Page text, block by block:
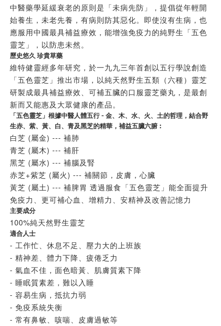
中醫藥學延緩衰老的原則是「未病先防」，提倡從年輕開
始養生，未老先養，有病則防其惡化。即使沒有生病，也
應服用中國最具補益療效，能增強免疫力的純野生「五色
靈芝」，以防患未然。
歷史悠久 珍貴草藥
維特健靈經多年研究，於一九九三年首創以五行學說創造
「五色靈芝」推出市場，以純天然野生五類（六種）靈芝
研製成最具補益療效、可補五臟的口服靈芝藥丸，是最創
新而又能惠及大眾健康的產品。
「五色靈芝」根據中醫人體五行 - 金、木、水、火、土的哲理，結合野
生赤、紫、黃、白、青及黑芝的精華，補益五臟六腑︰
白芝 (屬金) --- 補肺
青芝 (屬木) --- 補肝
黑芝 (屬水) --- 補腦及腎
赤芝+紫芝 (屬火) --- 補關節，皮膚，心臟
黃芝 (屬土) --- 補脾胃 透過服食「五色靈芝」能全面提升
免疫力、更可補心血、增精力、安精神及改善記憶力
主要成分
100%純天然野生靈芝
適合人士
- 工作忙、休息不足、壓力大的上班族
- 精神差、體力下降、疲倦乏力
- 氣血不佳，面色暗黃、肌膚質素下降
- 睡眠質素差，難以入睡
- 容易生病，抵抗力弱
- 免疫系統失衡
- 常有鼻敏、咳喘、皮膚過敏等